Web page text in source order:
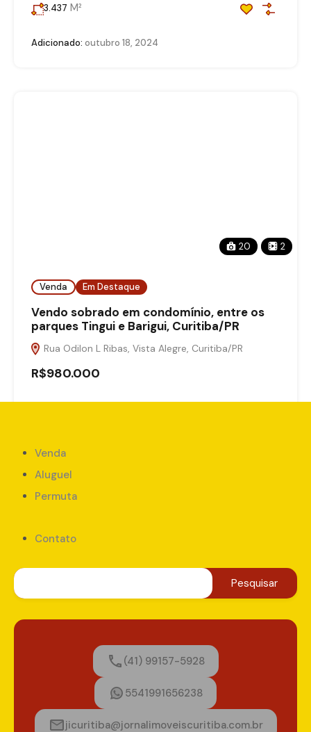
3.437 M²
Adicionado: outubro 18, 2024
20 2
Venda Em Destaque
Vendo sobrado em condomínio, entre os
parques Tingui e Barigui, Curitiba/PR
Rua Odilon L Ribas, Vista Alegre, Curitiba/PR
R$980.000
Agents
(41)99157-5928
Venda
Aluguel
Permuta
Contato
(41) 99157-5928
5541991656238
jicuritiba@jornalimoveiscuritiba.com.br